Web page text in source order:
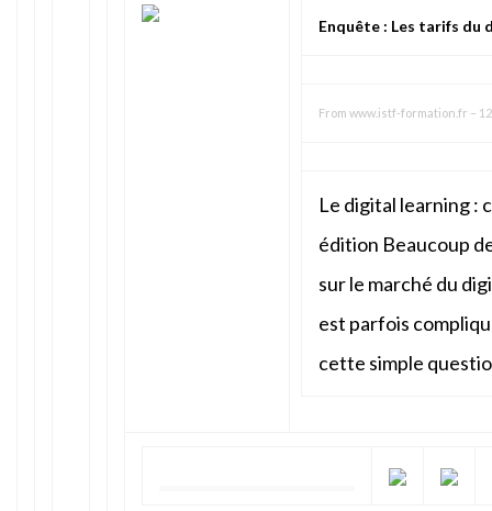
Enquête : Les tarifs du
From www.istf-formation.fr –
Le digital learning :
édition Beaucoup
sur le marché du
est parfois
cette simple